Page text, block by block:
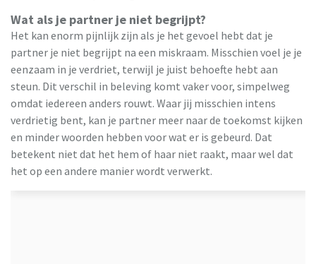
Wat als je partner je niet begrijpt?
Het kan enorm pijnlijk zijn als je het gevoel hebt dat je
partner je niet begrijpt na een miskraam. Misschien voel je je
eenzaam in je verdriet, terwijl je juist behoefte hebt aan
steun. Dit verschil in beleving komt vaker voor, simpelweg
omdat iedereen anders rouwt. Waar jij misschien intens
verdrietig bent, kan je partner meer naar de toekomst kijken
en minder woorden hebben voor wat er is gebeurd. Dat
betekent niet dat het hem of haar niet raakt, maar wel dat
het op een andere manier wordt verwerkt.